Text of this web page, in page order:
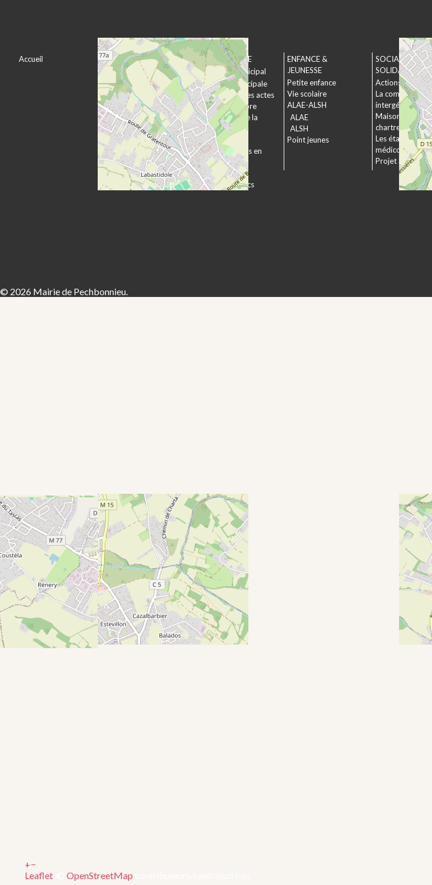
+−
Leaflet
OpenStreetMap
Accueil
VOTRE VILLE
Bienvenue à
Pechbonnieu
Plan d’accès et
transports
Vie associative
Vie économique
Sécurité Prévention
Contacts utiles
VOTRE MAIRIE
Le conseil municipal
L’équipe municipale
Publication des actes
Expression libre
Les services de la
mairie
Démarches
administratives en
ligne
Formulaires
Marchés publics
ENFANCE &
JEUNESSE
Petite enfance
Vie scolaire
ALAE-ALSH
ALAE
ALSH
Point jeunes
SOCIAL &
SOLIDARITÉ
Actions
La commission
Maison de
chartreuse
Les
médico-sociaux
Projet Se Canto
© 2026 Mairie de Pechbonnieu.